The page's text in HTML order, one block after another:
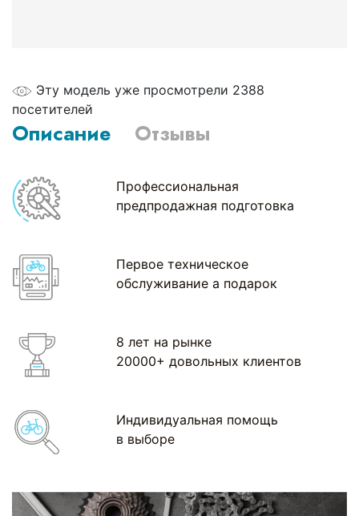
Эту модель уже просмотрели 2388
посетителей
Описание Отзывы
Профессиональная
предпродажная подготовка
Первое техническое
обслуживание а подарок
8 лет на рынке
20000+ довольных клиентов
Индивидуальная помощь
в выборе